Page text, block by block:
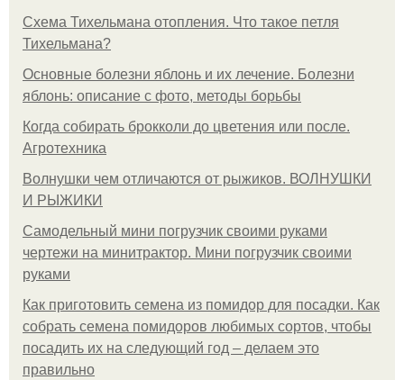
Схема Тихельмана отопления. Что такое петля
Тихельмана?
Основные болезни яблонь и их лечение. Болезни
яблонь: описание с фото, методы борьбы
Когда собирать брокколи до цветения или после.
Агротехника
Волнушки чем отличаются от рыжиков. ВОЛНУШКИ
И РЫЖИКИ
Самодельный мини погрузчик своими руками
чертежи на минитрактор. Мини погрузчик своими
руками
Как приготовить семена из помидор для посадки. Как
собрать семена помидоров любимых сортов, чтобы
посадить их на следующий год – делаем это
правильно